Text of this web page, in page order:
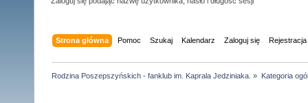
Strona główna Pomoc Szukaj Kalendarz Zaloguj się Rejestracja
Rodzina Poszepszyńskich - fanklub im. Kaprala Jedziniaka. » Kategoria